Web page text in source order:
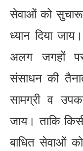
सेवाओं को सुचारू
ध्यान दिया
अलग जगहों
संसाधन की
सामग्री व
जाय। ताकि
बाधित सेवाओं